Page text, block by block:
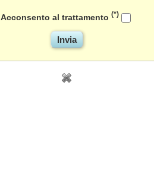
Acconsento al trattamento (*)